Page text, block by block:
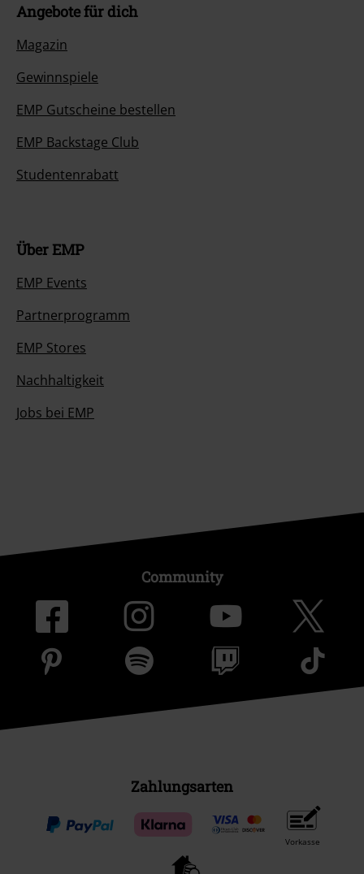
Angebote für dich
Magazin
Gewinnspiele
EMP Gutscheine bestellen
EMP Backstage Club
Studentenrabatt
Über EMP
EMP Events
Partnerprogramm
EMP Stores
Nachhaltigkeit
Jobs bei EMP
Community
Zahlungsarten
Vorkasse